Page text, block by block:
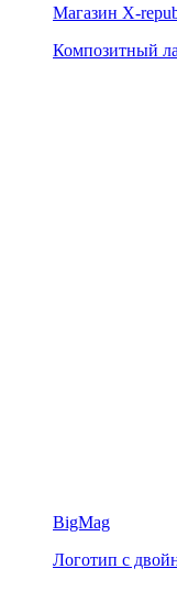
Магазин X-
Композитный
BigMag
Логотип с